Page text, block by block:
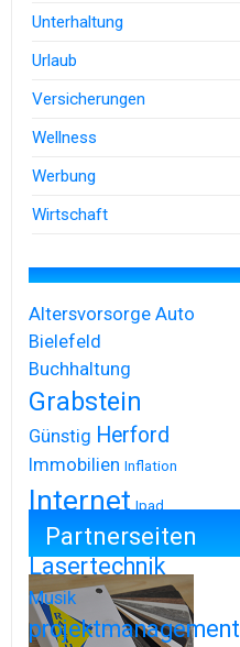
Unterhaltung
Urlaub
Versicherungen
Wellness
Werbung
Wirtschaft
Altersvorsorge Auto
Bielefeld
Buchhaltung
Grabstein
Günstig Herford
Immobilien Inflation
Internet Ipad
Iphone
Lasertechnik
Musik
projektmanagement
Partnerseiten